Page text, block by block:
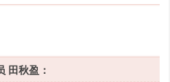
田秋盈：